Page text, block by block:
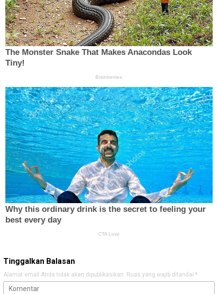
Tinggalkan Balasan
Alamat email Anda tidak akan dipublikasikan. Ruas yang wajib ditandai *